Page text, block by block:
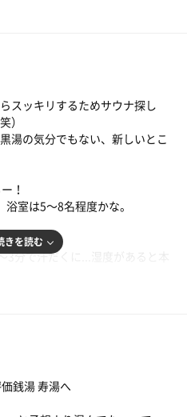
みたい
は50度くらい
ずっと入れる感じ 数分に1回
、どっちも20度。露天のが広
時期の露天なので肌寒くまぁ
るのはすごく得した気持ちに
ちゃら？で、超独特な香りが...
ラで階段登るのはキツいなぁ
常連のおばさま達が露天風呂で
ま感じ良く、嫌な感じはなし
りの良いサウナを教えてくれる
くれて嬉しかったー！
度：★★☆
スッキリするためサウナ探し
）
湯の気分でもない、新しいとこ
！
室は5〜8名程度かな。
3分で汗だくに...湿度があると本
なので快適
で最高
いけど、ありがとうございま
ちろんぬるく感じるけど、サ
きを読む
銭湯 寿湯へ